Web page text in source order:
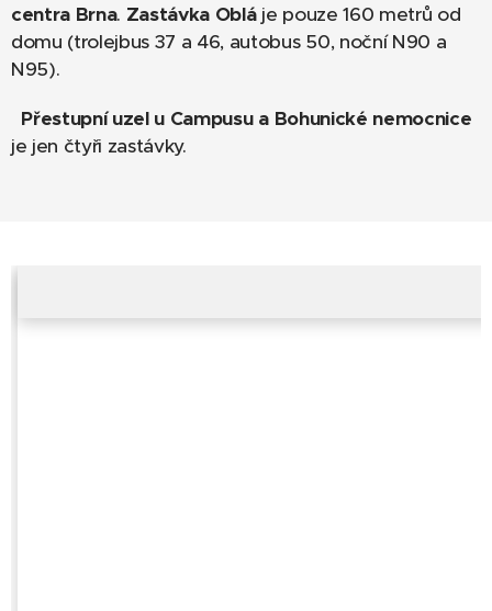
centra Brna. Zastávka Obláje pouze 160 metrů od
domu (trolejbus 37 a 46, autobus 50, noční N90 a
N95).
Přestupní uzel u Campusu a Bohunické nemocnice
je jen čtyři zastávky.